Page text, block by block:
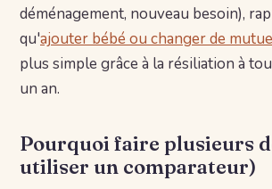
déménagement, nouveau besoin),
qu'ajouter bébé ou changer de
plus simple grâce à la résiliation à
un an.
Pourquoi faire plusieurs
utiliser un comparateur)